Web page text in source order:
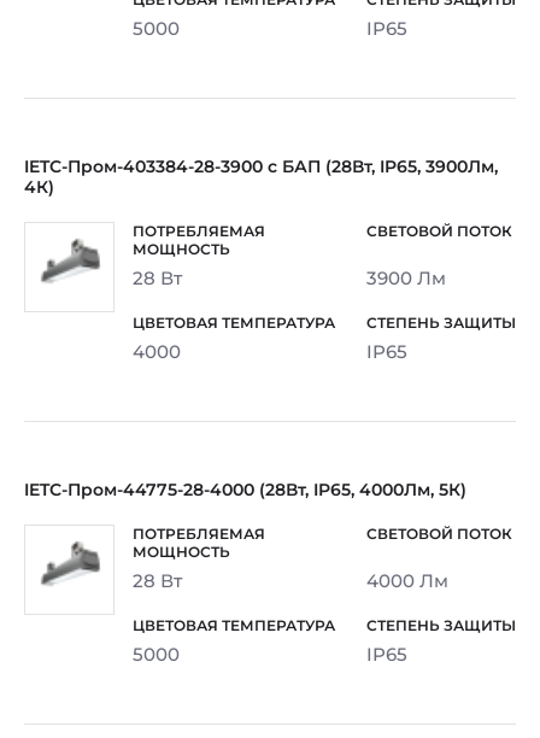
5000 IP65
IETC-Пром-403384-28-3900 с БАП (28Вт, IP65, 3900Лм,
4К)
28 Вт 3900 Лм
4000 IP65
IETC-Пром-44775-28-4000 (28Вт, IP65, 4000Лм, 5К)
28 Вт 4000 Лм
5000 IP65